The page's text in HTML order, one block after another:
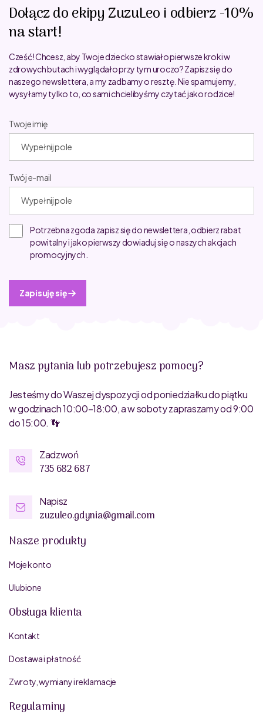
Dołącz do ekipy ZuzuLeo i odbierz -10%
na start!
Cześć! Chcesz, aby Twoje dziecko stawiało pierwsze kroki w
zdrowych butach i wyglądało przy tym uroczo? Zapisz się do
naszego newslettera, a my zadbamy o resztę. Nie spamujemy,
wysyłamy tylko to, co sami chcielibyśmy czytać jako rodzice!
Twoje imię
Twój e-mail
Potrzebna zgoda zapisz się do newslettera, odbierz rabat
powitalny i jako pierwszy dowiaduj się o naszych akcjach
promocyjnych.
Zapisuję się
Masz pytania lub potrzebujesz pomocy?
Jesteśmy do Waszej dyspozycji od poniedziałku do piątku
w godzinach 10:00–18:00, a w soboty zapraszamy od 9:00
do 15:00. 👣
Zadzwoń
735 682 687
Napisz
zuzuleo.gdynia@gmail.com
Nasze produkty
Moje konto
Ulubione
Obsługa klienta
Kontakt
Dostawa i płatność
Zwroty, wymiany i reklamacje
Regulaminy